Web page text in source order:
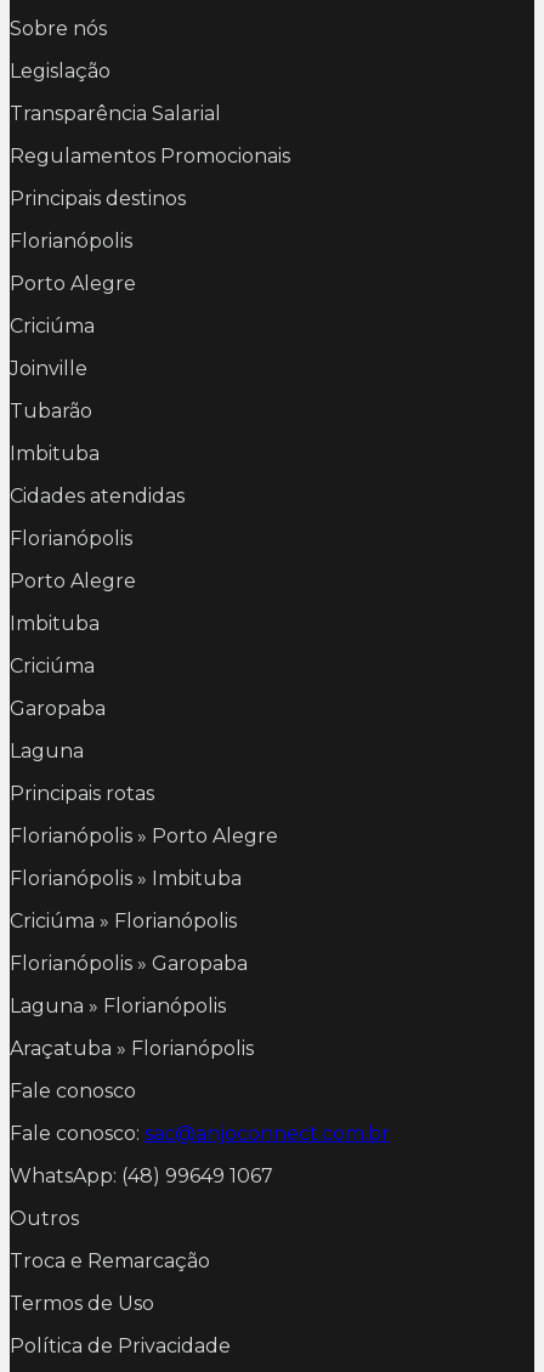
Sobre nós
Legislação
Transparência Salarial
Regulamentos Promocionais
Principais destinos
Florianópolis
Porto Alegre
Criciúma
Joinville
Tubarão
Imbituba
Cidades atendidas
Florianópolis
Porto Alegre
Imbituba
Criciúma
Garopaba
Laguna
Principais rotas
Florianópolis » Porto Alegre
Florianópolis » Imbituba
Criciúma » Florianópolis
Florianópolis » Garopaba
Laguna » Florianópolis
Araçatuba » Florianópolis
Fale conosco
Fale conosco: sac@anjoconnect.com.br
WhatsApp: (48) 99649 1067
Outros
Troca e Remarcação
Termos de Uso
Política de Privacidade